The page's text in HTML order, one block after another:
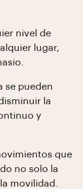
nivel de
lugar,
se pueden
la
y
que
no solo la
movilidad.